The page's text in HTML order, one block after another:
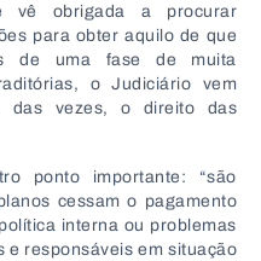
vê obrigada a procurar
para obter aquilo de que
de uma fase de muita
o Judiciário vem
das vezes, o direito das
ponto importante: “são
cessam o pagamento
interna ou problemas
responsáveis em situação